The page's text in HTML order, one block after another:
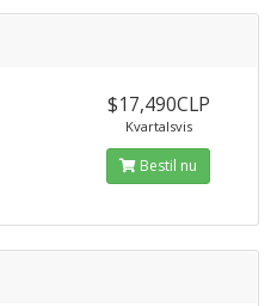
$17,490CLP
Kvartalsvis
Bestil nu